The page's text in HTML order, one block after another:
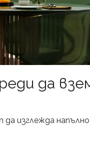
да
изглежда напълно